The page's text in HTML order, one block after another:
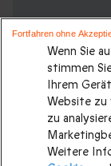
Suchen Sie
Schauen
Wenn Sie
stimmen
Ihrem
Website zu
zu
Weitere
Fortfahren ohne